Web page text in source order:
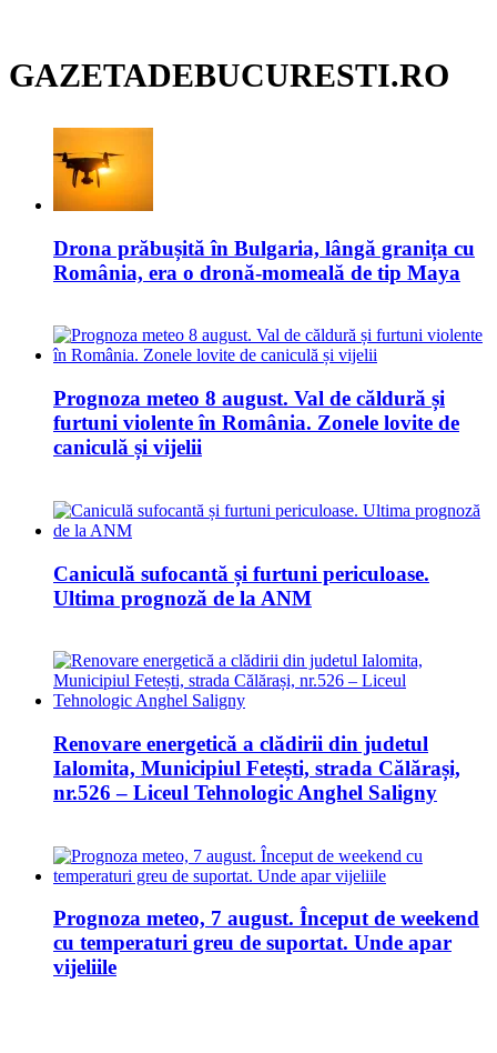
GAZETADEBUCURESTI.RO
Drona prăbușită în Bulgaria, lângă granița cu
România, era o dronă-momeală de tip Maya
Prognoza meteo 8 august. Val de căldură și
furtuni violente în România. Zonele lovite de
caniculă și vijelii
Caniculă sufocantă și furtuni periculoase.
Ultima prognoză de la ANM
Renovare energetică a clădirii din judetul
Ialomita, Municipiul Fetești, strada Călărași,
nr.526 – Liceul Tehnologic Anghel Saligny
Prognoza meteo, 7 august. Început de weekend
cu temperaturi greu de suportat. Unde apar
vijeliile